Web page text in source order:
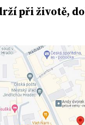
při životě,